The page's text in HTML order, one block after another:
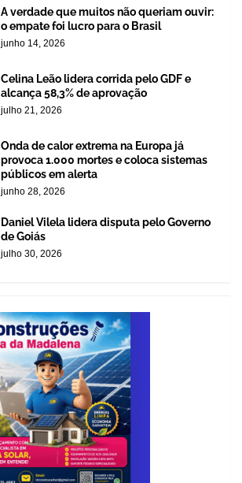
A verdade que muitos não queriam ouvir:
o empate foi lucro para o Brasil
junho 14, 2026
Celina Leão lidera corrida pelo GDF e
alcança 58,3% de aprovação
julho 21, 2026
Onda de calor extrema na Europa já
provoca 1.000 mortes e coloca sistemas
públicos em alerta
junho 28, 2026
Daniel Vilela lidera disputa pelo Governo
de Goiás
julho 30, 2026